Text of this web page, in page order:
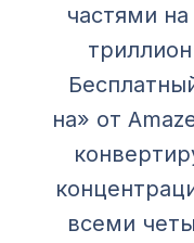
частями
на» от
всеми